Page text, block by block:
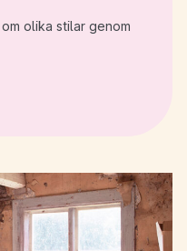
olika stilar genom